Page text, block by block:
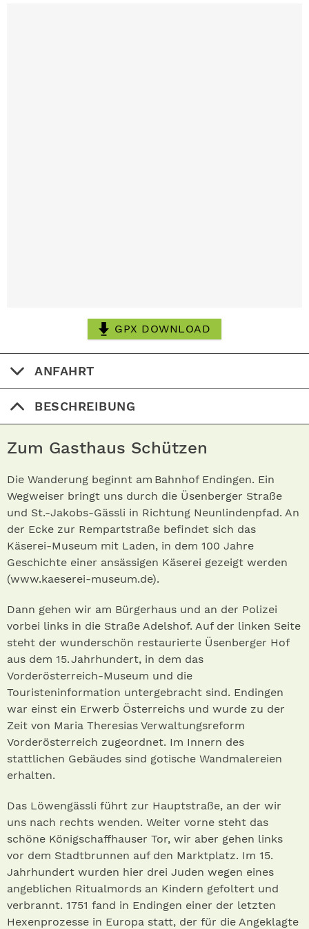
GPX DOWNLOAD
ANFAHRT
BESCHREIBUNG
Zum Gasthaus Schützen
Die Wanderung beginnt am Bahnhof Endingen. Ein
Wegweiser bringt uns durch die Üsenberger Straße
und St.-Jakobs-Gässli in Richtung Neunlindenpfad. An
der Ecke zur Rempartstraße befindet sich das
Käserei-Museum mit Laden, in dem 100 Jahre
Geschichte einer ansässigen Käserei gezeigt werden
(www.kaeserei-museum.de).
Dann gehen wir am Bürgerhaus und an der Polizei
vorbei links in die Straße Adelshof. Auf der linken Seite
steht der wunderschön restaurierte Üsenberger Hof
aus dem 15. Jahrhundert, in dem das
Vorderösterreich-Museum und die
Touristeninformation untergebracht sind. Endingen
war einst ein Erwerb Österreichs und wurde zu der
Zeit von Maria Theresias Verwaltungsreform
Vorderösterreich zugeordnet. Im Innern des
stattlichen Gebäudes sind gotische Wandmalereien
erhalten.
Das Löwengässli führt zur Hauptstraße, an der wir
uns nach rechts wenden. Weiter vorne steht das
schöne Königschaffhauser Tor, wir aber gehen links
vor dem Stadtbrunnen auf den Marktplatz. Im 15.
Jahrhundert wurden hier drei Juden wegen eines
angeblichen Ritualmords an Kindern gefoltert und
verbrannt. 1751 fand in Endingen einer der letzten
Hexenprozesse in Europa statt, der für die Angeklagte